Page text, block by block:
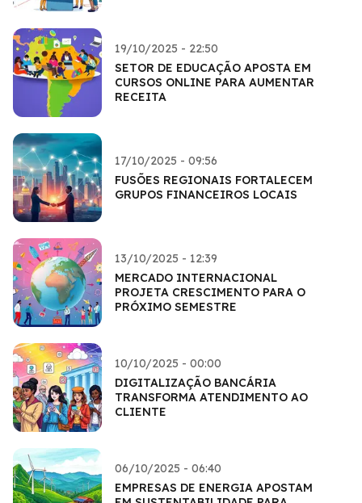
19/10/2025 - 22:50
SETOR DE EDUCAÇÃO APOSTA EM
CURSOS ONLINE PARA AUMENTAR
RECEITA
17/10/2025 - 09:56
FUSÕES REGIONAIS FORTALECEM
GRUPOS FINANCEIROS LOCAIS
13/10/2025 - 12:39
MERCADO INTERNACIONAL
PROJETA CRESCIMENTO PARA O
PRÓXIMO SEMESTRE
10/10/2025 - 00:00
DIGITALIZAÇÃO BANCÁRIA
TRANSFORMA ATENDIMENTO AO
CLIENTE
06/10/2025 - 06:40
EMPRESAS DE ENERGIA APOSTAM